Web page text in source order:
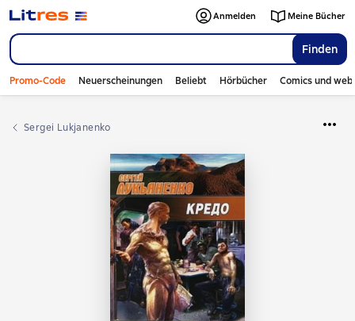
Finden
Anmelden Meine Bücher
Promo-Code Neuerscheinungen Beliebt Hörbücher Comics und
Sergei Lukjanenko